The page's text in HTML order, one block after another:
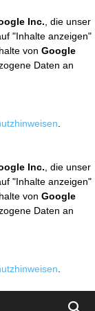
Inc. , die unser
"Inhalte anzeigen"
von Google
Daten an
Inc. , die unser
"Inhalte anzeigen"
von Google
Daten an